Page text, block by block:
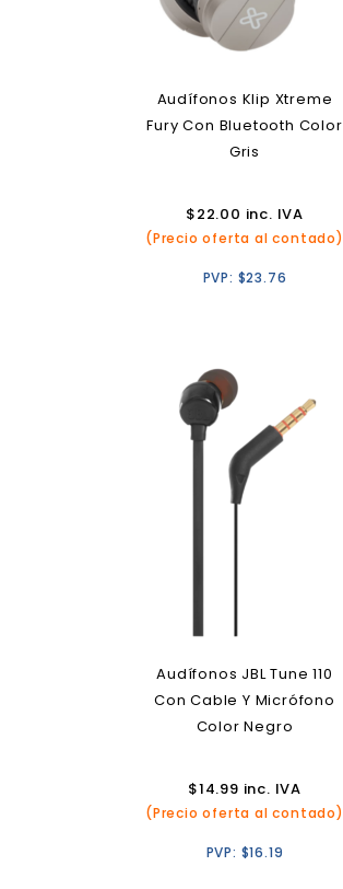
Audífonos Klip Xtreme
Fury Con Bluetooth Color
Gris
$22.00 inc. IVA
(Precio oferta al contado)
PVP: $23.76
Audífonos JBL Tune 110
Con Cable Y Micrófono
Color Negro
$14.99 inc. IVA
(Precio oferta al contado)
PVP: $16.19